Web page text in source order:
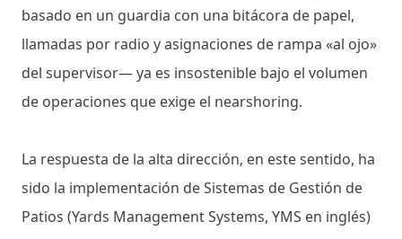
basado en un guardia con una bitácora de papel,
llamadas por radio y asignaciones de rampa «al ojo»
del supervisor— ya es insostenible bajo el volumen
de operaciones que exige el nearshoring.
La respuesta de la alta dirección, en este sentido, ha
sido la implementación de Sistemas de Gestión de
Patios (Yards Management Systems, YMS en inglés)